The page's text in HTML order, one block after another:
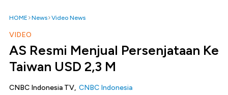
HOME News Video News
VIDEO
AS Resmi Menjual Persenjataan Ke
Taiwan USD 2,3 M
CNBC Indonesia TV, CNBC Indonesia